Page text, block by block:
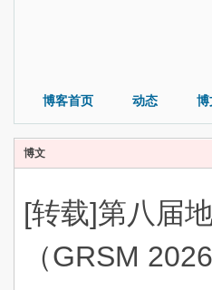
博客首页 动态 博
博文
[转载]第八届
（GRSM 2026